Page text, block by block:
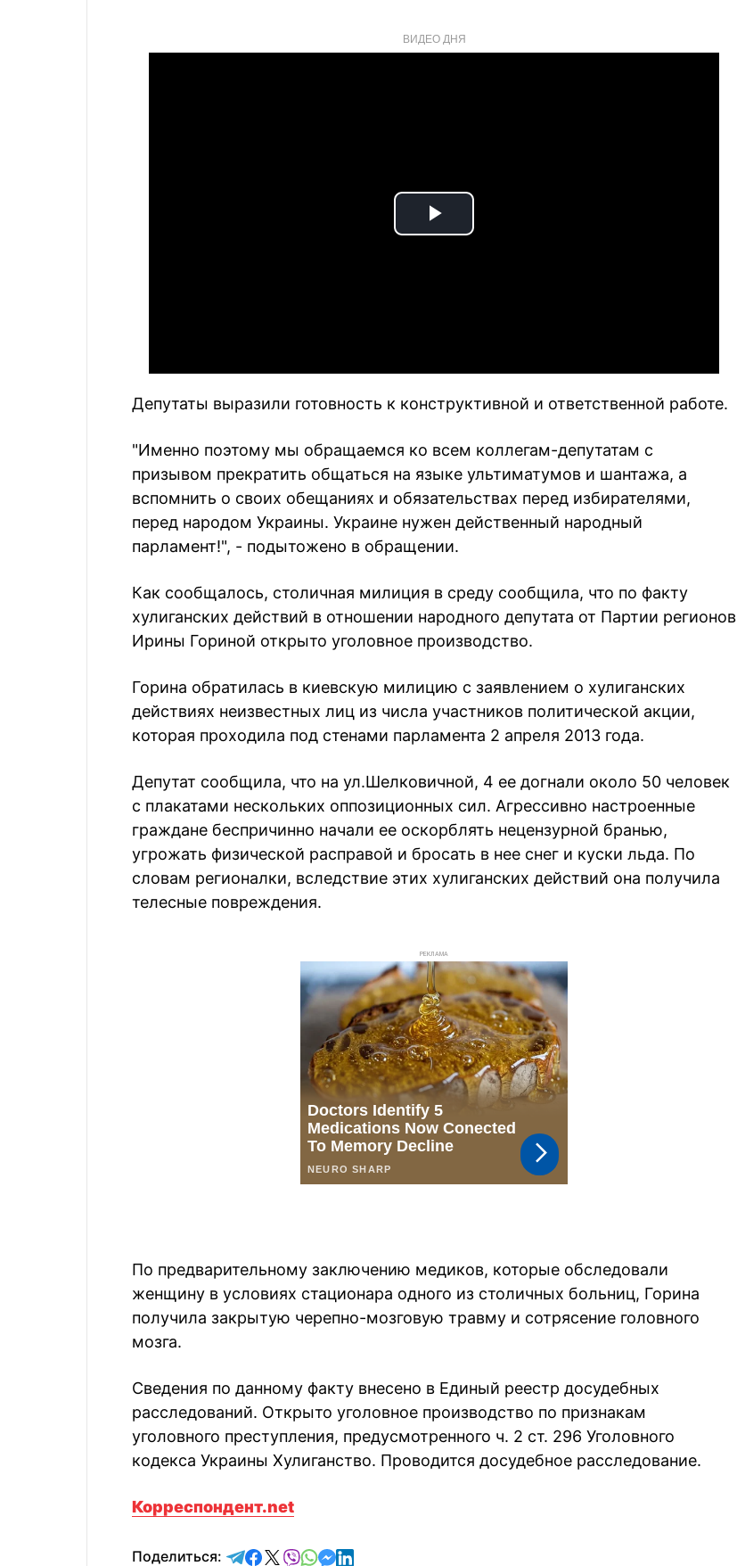
ВИДЕО ДНЯ
Play
Депутаты выразили готовность к конструктивной и ответственной работе.
"Именно поэтому мы обращаемся ко всем коллегам-депутатам с
призывом прекратить общаться на языке ультиматумов и шантажа, а
вспомнить о своих обещаниях и обязательствах перед избирателями,
перед народом Украины. Украине нужен действенный народный
парламент!", - подытожено в обращении.
Как сообщалось, столичная милиция в среду сообщила, что по факту
хулиганских действий в отношении народного депутата от Партии регионов
Ирины Гориной открыто уголовное производство.
Горина обратилась в киевскую милицию с заявлением о хулиганских
действиях неизвестных лиц из числа участников политической акции,
которая проходила под стенами парламента 2 апреля 2013 года.
Депутат сообщила, что на ул.Шелковичной, 4 ее догнали около 50 человек
с плакатами нескольких оппозиционных сил. Агрессивно настроенные
граждане беспричинно начали ее оскорблять нецензурной бранью,
угрожать физической расправой и бросать в нее снег и куски льда. По
словам регионалки, вследствие этих хулиганских действий она получила
телесные повреждения.
РЕКЛАМА
По предварительному заключению медиков, которые обследовали
женщину в условиях стационара одного из столичных больниц, Горина
получила закрытую черепно-мозговую травму и сотрясение головного
мозга.
Сведения по данному факту внесено в Единый реестр досудебных
расследований. Открыто уголовное производство по признакам
уголовного преступления, предусмотренного ч. 2 ст. 296 Уголовного
кодекса Украины Хулиганство. Проводится досудебное расследование.
Корреспондент.net
Поделиться: отправить в Telegram
поделиться в Facebook
поделиться в X
отправить в Viber
отправить в Whatsapp
отправить в Messenger
отправить в LinkedIn